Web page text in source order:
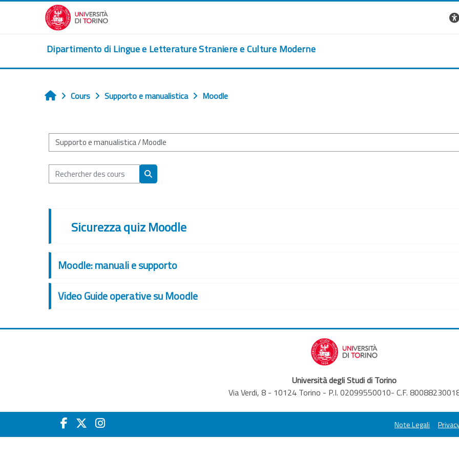
Passer au contenu principal
Dipartimento di Lingue e Letterature Straniere e Culture Moderne
Accueil
Cours Supporto e manualistica Moodle
Catégories de cours
Rechercher des cours
Rechercher des cours
Sicurezza quiz Moodle
Moodle: manuali e supporto
Video Guide operative su Moodle
Università degli Studi di Torino
Via Verdi, 8 - 10124 Torino - P.I. 02099550010- C.F.
Note Legali